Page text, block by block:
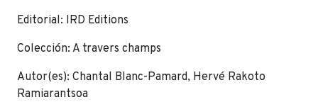
Editorial: IRD Editions
Colección: A travers champs
Autor(es): Chantal Blanc-Pamard, Hervé Rakoto
Ramiarantsoa